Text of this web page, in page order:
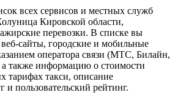
всех сервисов и местных служб
Кировской области,
перевозки. В списке вы
сайты, городские и мобильные
оператора связи (МТС, Билайн,
также информацию о стоимости
тарифах такси, описание
и пользовательский рейтинг.